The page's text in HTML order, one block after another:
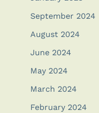
September 2024
August 2024
June 2024
May 2024
March 2024
February 2024